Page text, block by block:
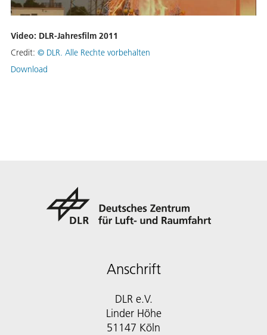
Video: DLR-Jahresfilm 2011
Credit: © DLR. Alle Rechte vorbehalten
Download
Anschrift
DLR e.V.
Linder Höhe
51147 Köln